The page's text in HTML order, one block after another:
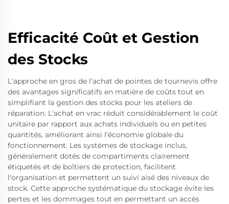
Efficacité Coût et Gestion
des Stocks
L'approche en gros de l'achat de pointes de tournevis offre
des avantages significatifs en matière de coûts tout en
simplifiant la gestion des stocks pour les ateliers de
réparation. L'achat en vrac réduit considérablement le coût
unitaire par rapport aux achats individuels ou en petites
quantités, améliorant ainsi l'économie globale du
fonctionnement. Les systèmes de stockage inclus,
généralement dotés de compartiments clairement
étiquetés et de boîtiers de protection, facilitent
l'organisation et permettent un suivi aisé des niveaux de
stock. Cette approche systématique du stockage évite les
pertes et les dommages tout en permettant un accès